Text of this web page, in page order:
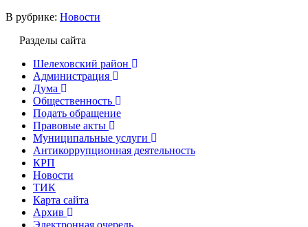
В рубрике: Новости
Разделы сайта
Шелеховский район
Администрация
Дума
Общественность
Подать обращение
Правовые акты
Муниципальные услуги
Антикоррупционная деятельность
КРП
Новости
ТИК
Карта сайта
Архив
Электронная очередь